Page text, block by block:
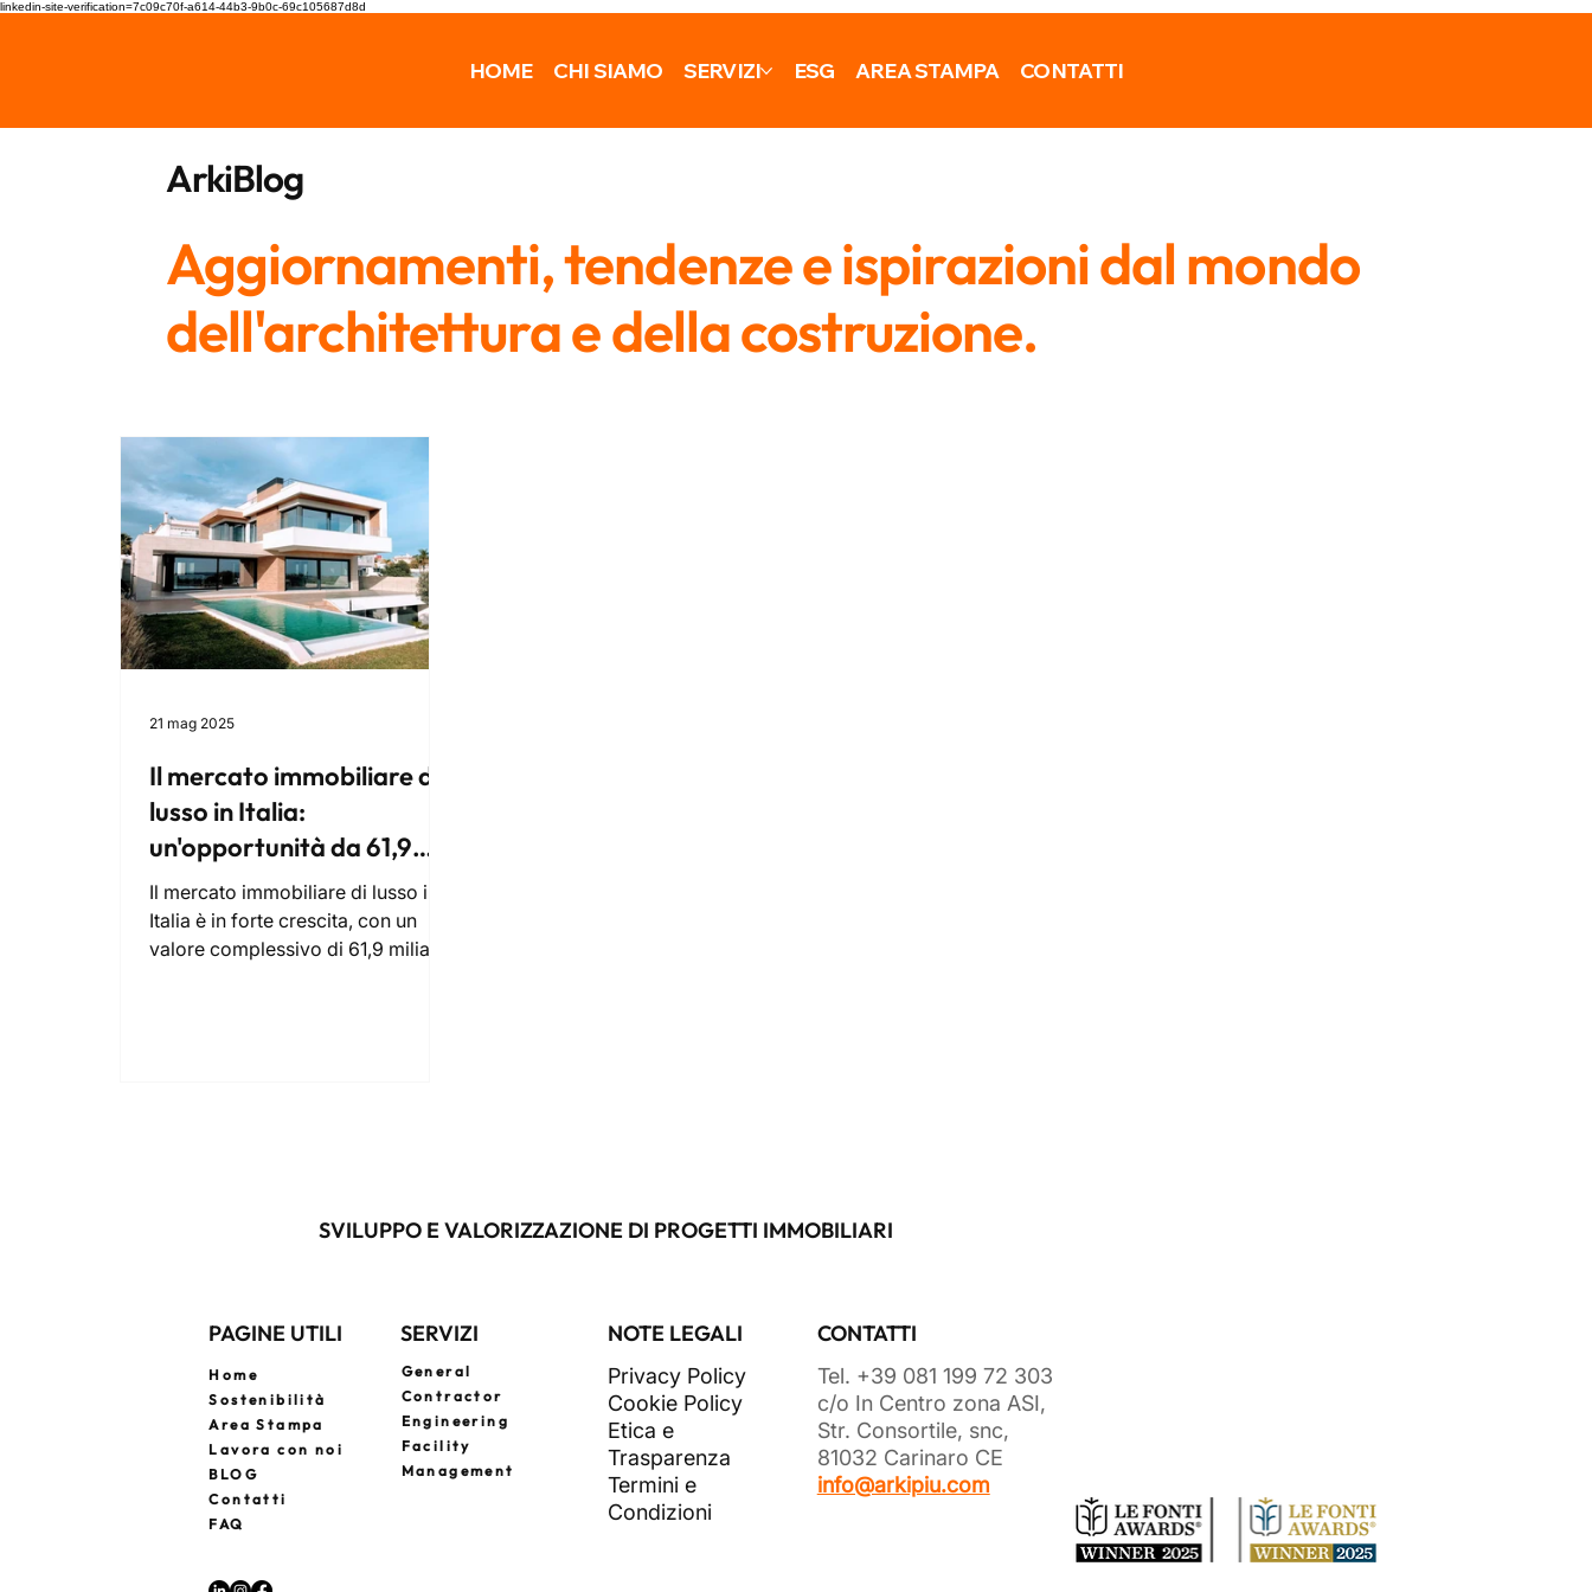
linkedin-site-verification=7c09c70f-a614-44b3-9b0c-69c105687d8d
HOME CHI SIAMO SERVIZI ESG AREA STAMPA CONTATTI
ArkiBlog
Aggiornamenti, tendenze e ispirazioni dal mondo
dell'architettura e della costruzione.
Il mercato immobiliare di
lusso in Italia:
un'opportunità da 61,9
miliardi di euro
Il mercato immobiliare di lusso in
Italia è in forte crescita, con un
valore complessivo di 61,9 miliardi
casa dei tuoi sogni in Italia.
21 mag 2025
SVILUPPO E VALORIZZAZIONE DI PROGETTI IMMOBILIARI
PAGINE UTILI
Home
Sostenibilità
Area Stampa
Lavora con noi
BLOG
Contatti
FAQ
SERVIZI
General
Contractor
Engineering
Facility
Management
NOTE LEGALI
Privacy Policy
Cookie Policy
Etica e
Trasparenza
Termini e
Condizioni
CONTATTI
Tel. +39 081 199 72 303
c/o In Centro zona ASI,
Str. Consortile, snc,
81032 Carinaro CE
info@arkipiu.com